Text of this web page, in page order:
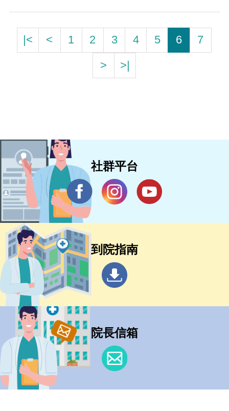
|< < 1 2 3 4 5 6
7
>
>|
社群平台
到院指南
院長信箱